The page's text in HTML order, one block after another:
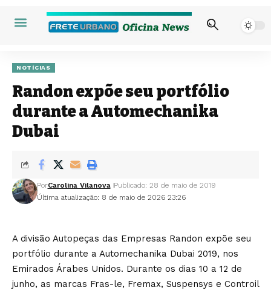
NOTÍCIAS
Randon expõe seu portfólio
durante a Automechanika
Dubai
Última atualização: 8 de maio de 2026 23:26
PorCarolina Vilanova Publicado: 28 de maio de 2019
A divisão Autopeças das Empresas Randon expõe seu
portfólio durante a Automechanika Dubai 2019, nos
Emirados Árabes Unidos. Durante os dias 10 a 12 de
junho, as marcas Fras-le, Fremax, Suspensys e Controil